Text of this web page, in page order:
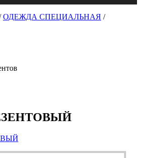
ОДЕЖДА СПЕЦИАЛЬНАЯ /